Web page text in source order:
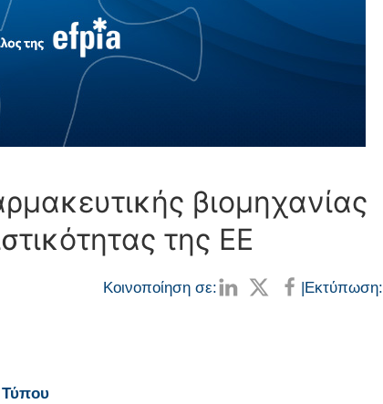
βιομηχανίας
της ΕΕ
Κοινοποίηση σε: |Εκτύπωση:
Τύπου